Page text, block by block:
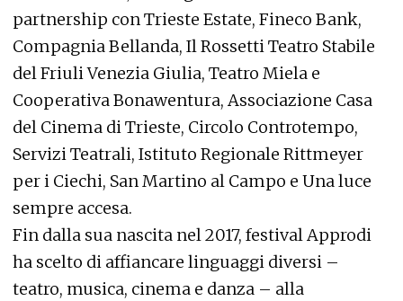
partnership con Trieste Estate, Fineco Bank,
Compagnia Bellanda, Il Rossetti Teatro Stabile
del Friuli Venezia Giulia, Teatro Miela e
Cooperativa Bonawentura, Associazione Casa
del Cinema di Trieste, Circolo Controtempo,
Servizi Teatrali, Istituto Regionale Rittmeyer
per i Ciechi, San Martino al Campo e Una luce
sempre accesa.
Fin dalla sua nascita nel 2017, festival Approdi
ha scelto di affiancare linguaggi diversi –
teatro, musica, cinema e danza – alla